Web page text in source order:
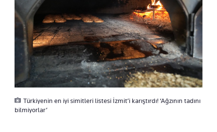
Türkiyenin en iyi simitleri listesi İzmit’i karıştırdı! ‘Ağzının tadını
bilmiyorlar’